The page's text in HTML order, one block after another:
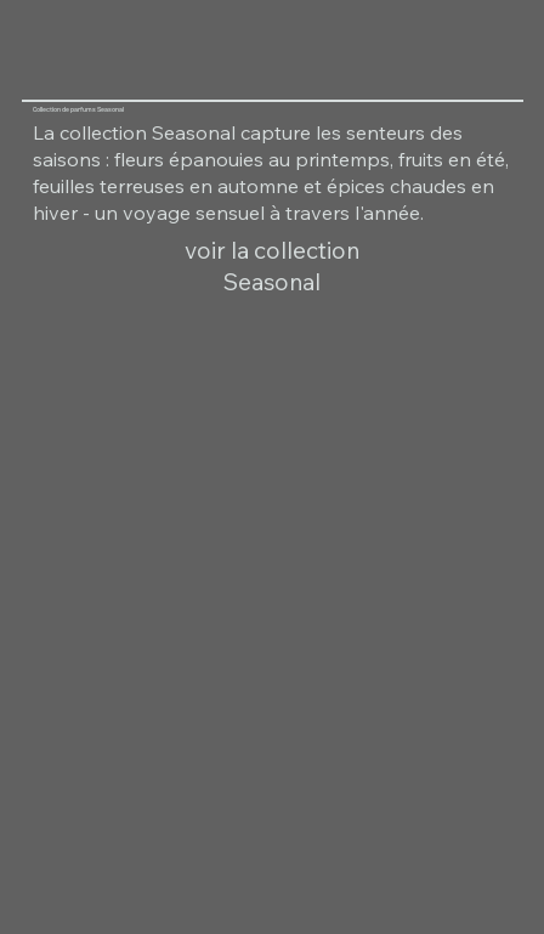
Collection de parfums Seasonal
La collection Seasonal capture les senteurs des
saisons : fleurs épanouies au printemps, fruits en été,
feuilles terreuses en automne et épices chaudes en
hiver - un voyage sensuel à travers l'année.
voir la collection
Seasonal